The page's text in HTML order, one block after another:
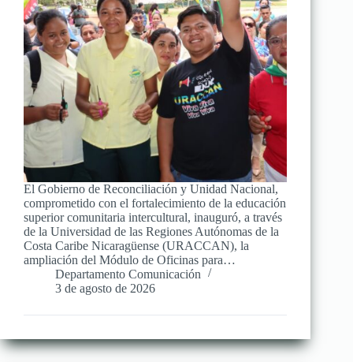
El Gobierno de Reconciliación y Unidad Nacional,
comprometido con el fortalecimiento de la educación
superior comunitaria intercultural, inauguró, a través
de la Universidad de las Regiones Autónomas de la
Costa Caribe Nicaragüense (URACCAN), la
ampliación del Módulo de Oficinas para…
Departamento Comunicación
3 de agosto de 2026